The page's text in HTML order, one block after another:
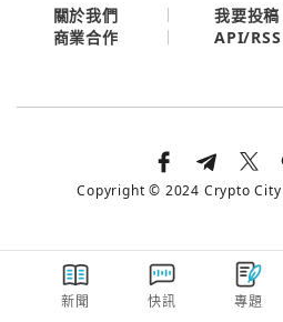
繼續表示您已同意 服務
新聞 快訊 專題
關於我們 我要投稿
商業合作
API/RSS
Copyright © 2024 Crypto